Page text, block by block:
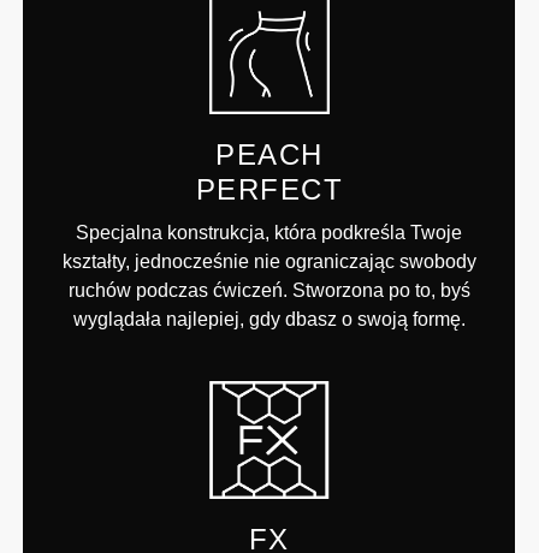
PEACH
PERFECT
Specjalna konstrukcja, która podkreśla Twoje
kształty, jednocześnie nie ograniczając swobody
ruchów podczas ćwiczeń. Stworzona po to, byś
wyglądała najlepiej, gdy dbasz o swoją formę.
FX